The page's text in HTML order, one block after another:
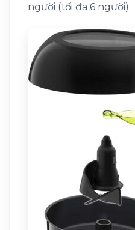
người (tối đa 6 người)